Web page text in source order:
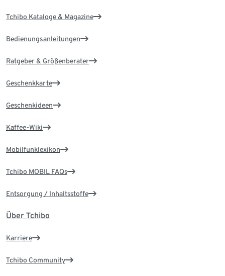
Tchibo Kataloge & Magazine
Bedienungsanleitungen
Ratgeber & Größenberater
Geschenkkarte
Geschenkideen
Kaffee-Wiki
Mobilfunklexikon
Tchibo MOBIL FAQs
Entsorgung / Inhaltsstoffe
Über Tchibo
Karriere
Tchibo Community